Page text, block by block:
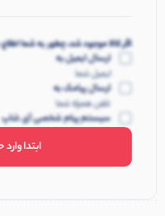
اگر کالا موجود شد، چطور به شما
ارسال ایمیل به
ایمیل شما
ارسال پیامک به
تلفن همراه شما
سیستم پیام شخصی آی شاپ
ابتدا